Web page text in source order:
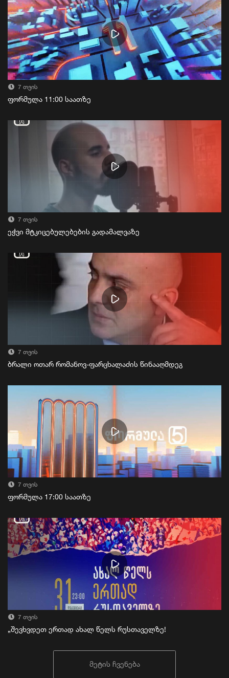
7 თვის
ფორმულა 11:00 საათზე
7 თვის
ეჭვი მტკიცებულებების გადამალვაზე
7 თვის
ბრალი ოთარ რომანოვ-ფარცხალაძის წინააღმდეგ
7 თვის
ფორმულა 17:00 საათზე
7 თვის
„შევხვდეთ ერთად ახალ წელს რუსთაველზე!
მეტის ჩვენება